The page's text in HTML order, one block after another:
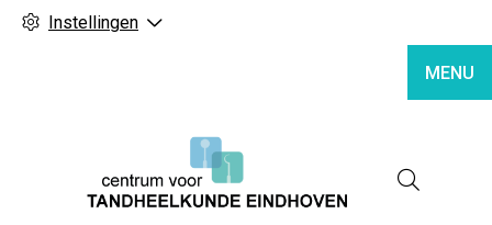
Instellingen
MENU